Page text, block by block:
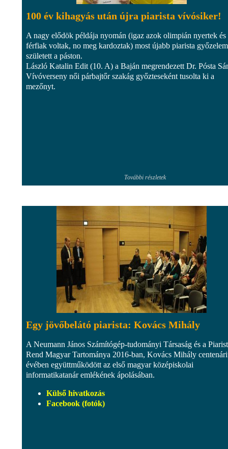
100 év kihagyás után újra piarista vívósiker!
A nagy elődök példája nyomán (igaz azok olimpián nyertek és
férfiak voltak, no meg kardoztak) most újabb piarista győzelem
született a páston.
László Katalin Edit (10. A) a Baján megrendezett Dr. Pósta
Vívóverseny női párbajtőr szakág győzteseként tusolta ki a
mezőnyt.
További részletek
Egy jövőbelátó piarista: Kovács Mihály
A Neumann János Számítógép-tudományi Társaság és a
Rend Magyar Tartománya 2016-ban, Kovács Mihály
évében együttműködött az első magyar középiskolai
informatikatanár emlékének ápolásában.
Külső hivatkozás
Facebook (fotók)